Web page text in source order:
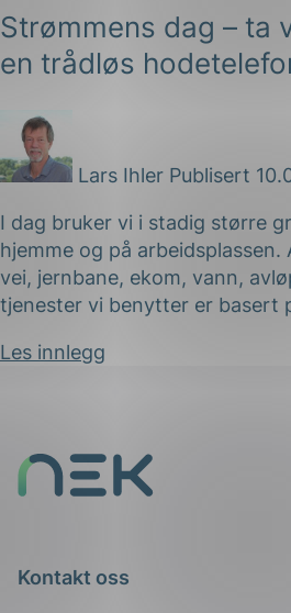
Strømmens dag – ta
en trådløs
Lars Ihler Publisert
I dag bruker vi i stadig større
hjemme og på
vei, jernbane, ekom, vann,
tjenester vi benytter er basert
Les innlegg
Kontakt oss